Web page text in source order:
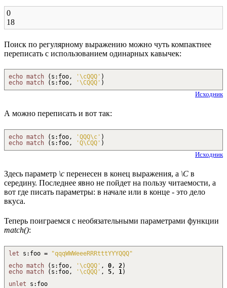
0
18
Поиск по регулярному выражению можно чуть компактнее
переписать с использованием одинарных кавычек:
echo match ( s : foo, ' \cQQQ' )
echo match ( s : foo, ' \CQQQ' )
Исходник
А можно переписать и вот так:
echo match ( s : foo, 'QQQ\c ' )
echo match ( s : foo, 'Q\CQQ' )
Исходник
Здесь параметр \c перенесен в конец выражения, а \C в
середину. Последнее явно не пойдет на пользу читаемости, а
вот где писать параметры: в начале или в конце - это дело
вкуса.
Теперь поиграемся с необязательными параметрами функции
match():
let s : foo =
"qqqWWWeeeRRRtttYYYQQQ"
echo match ( s : foo, ' \cQQQ' , 0 , 2)
echo match ( s : foo, ' \cQQQ' , 5 , 1 )
unlet s : foo